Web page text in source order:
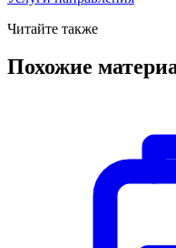
Читайте также
Похожие